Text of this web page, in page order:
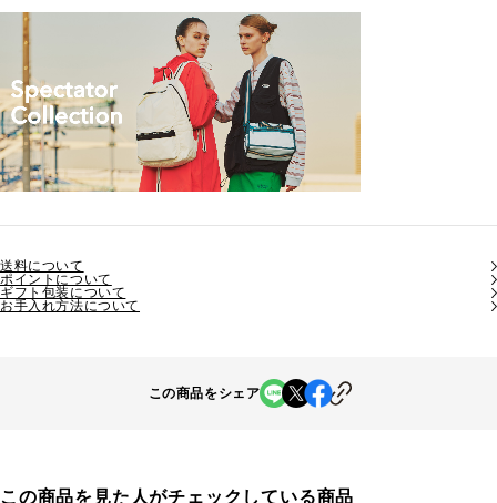
送料について
ポイントについて
ギフト包装について
お手入れ方法について
この商品をシェア
この商品を見た人がチェックしている商品